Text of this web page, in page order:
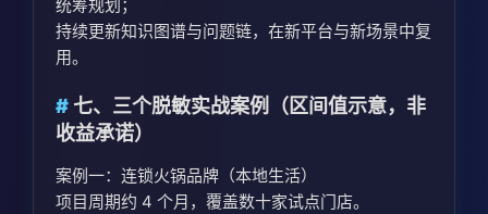
统筹规划；
持续更新知识图谱与问题链，在新平台与新场景中复
用。
七、三个脱敏实战案例（区间值示意，非
收益承诺）
案例一：连锁火锅品牌（本地生活）
项目周期约 4 个月，覆盖数十家试点门店。